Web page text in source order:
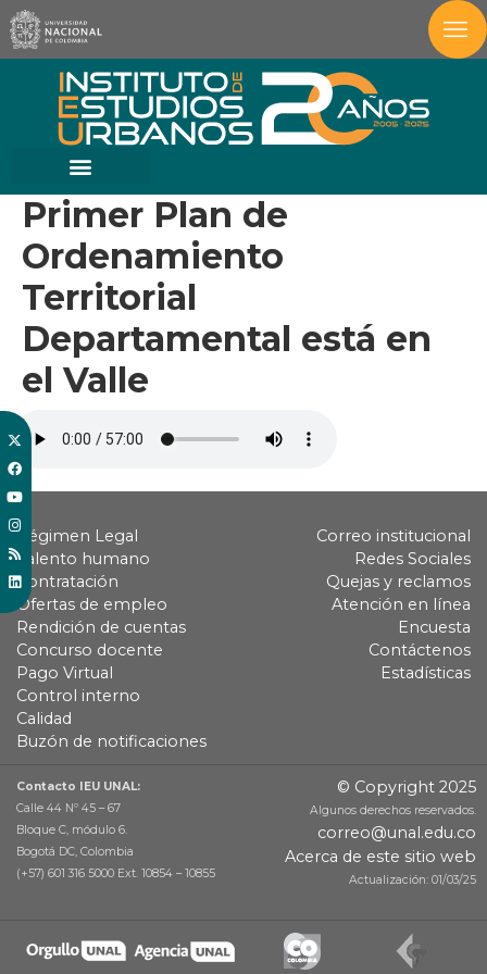
Primer Plan de
Ordenamiento
Territorial
Departamental está en
el Valle
Régimen Legal
Talento humano
Contratación
Ofertas de empleo
Rendición de cuentas
Concurso docente
Pago Virtual
Control interno
Calidad
Buzón de notificaciones
Correo institucional
Redes Sociales
Quejas y reclamos
Atención en línea
Encuesta
Contáctenos
Estadísticas
Contacto IEU UNAL:
Calle 44 Nº 45 – 67
Bloque C, módulo 6.
Bogotá DC, Colombia
(+57) 601 316 5000 Ext. 10854 – 10855
© Copyright 2025
Algunos derechos reservados.
correo@unal.edu.co
Acerca de este sitio web
Actualización: 01/03/25